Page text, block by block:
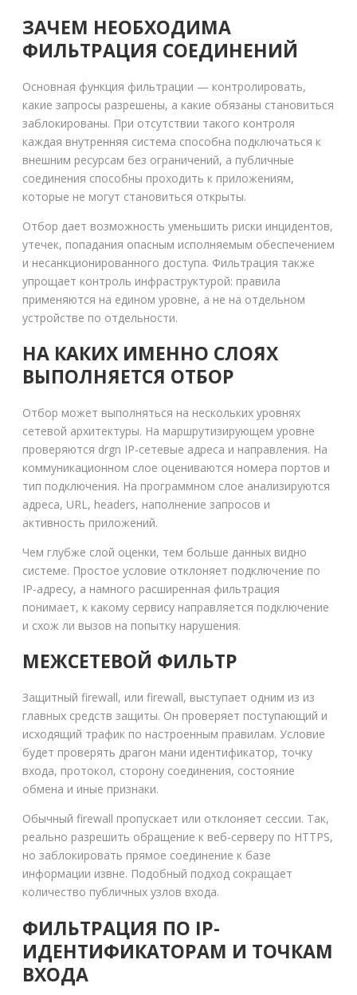
ЗАЧЕМ НЕОБХОДИМА
ФИЛЬТРАЦИЯ СОЕДИНЕНИЙ
Основная функция фильтрации — контролировать,
какие запросы разрешены, а какие обязаны становиться
заблокированы. При отсутствии такого контроля
каждая внутренняя система способна подключаться к
внешним ресурсам без ограничений, а публичные
соединения способны проходить к приложениям,
которые не могут становиться открыты.
Отбор дает возможность уменьшить риски инцидентов,
утечек, попадания опасным исполняемым обеспечением
и несанкционированного доступа. Фильтрация также
упрощает контроль инфраструктурой: правила
применяются на едином уровне, а не на отдельном
устройстве по отдельности.
НА КАКИХ ИМЕННО СЛОЯХ
ВЫПОЛНЯЕТСЯ ОТБОР
Отбор может выполняться на нескольких уровнях
сетевой архитектуры. На маршрутизирующем уровне
проверяются drgn IP-сетевые адреса и направления. На
коммуникационном слое оцениваются номера портов и
тип подключения. На программном слое анализируются
адреса, URL, headers, наполнение запросов и
активность приложений.
Чем глубже слой оценки, тем больше данных видно
системе. Простое условие отклоняет подключение по
IP-адресу, а намного расширенная фильтрация
понимает, к какому сервису направляется подключение
и схож ли вызов на попытку нарушения.
МЕЖСЕТЕВОЙ ФИЛЬТР
Защитный firewall, или firewall, выступает одним из из
главных средств защиты. Он проверяет поступающий и
исходящий трафик по настроенным правилам. Условие
будет проверять драгон мани идентификатор, точку
входа, протокол, сторону соединения, состояние
обмена и иные признаки.
Обычный firewall пропускает или отклоняет сессии. Так,
реально разрешить обращение к веб-серверу по HTTPS,
но заблокировать прямое соединение к базе
информации извне. Подобный подход сокращает
количество публичных узлов входа.
ФИЛЬТРАЦИЯ ПО IP-
ИДЕНТИФИКАТОРАМ И ТОЧКАМ
ВХОДА